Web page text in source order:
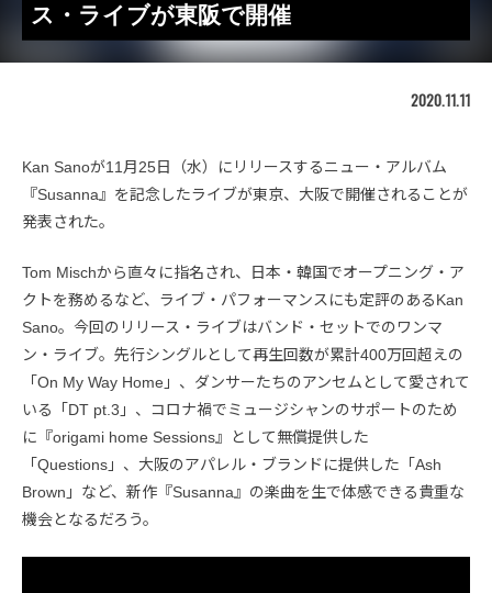
ス・ライブが東阪で開催
2020.11.11
Kan Sanoが11月25日（水）にリリースするニュー・アルバム
『Susanna』を記念したライブが東京、大阪で開催されることが
発表された。
Tom Mischから直々に指名され、日本・韓国でオープニング・ア
クトを務めるなど、ライブ・パフォーマンスにも定評のあるKan
Sano。今回のリリース・ライブはバンド・セットでのワンマ
ン・ライブ。先行シングルとして再生回数が累計400万回超えの
「On My Way Home」、ダンサーたちのアンセムとして愛されて
いる「DT pt.3」、コロナ禍でミュージシャンのサポートのため
に『origami home Sessions』として無償提供した
「Questions」、大阪のアパレル・ブランドに提供した「Ash
Brown」など、新作『Susanna』の楽曲を生で体感できる貴重な
機会となるだろう。